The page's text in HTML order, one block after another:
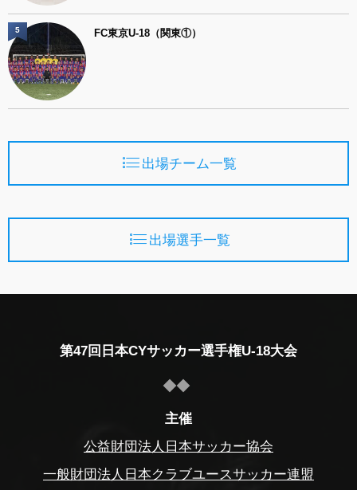
FC東京U-18（関東①）
5
出場チーム一覧
出場選手一覧
第47回日本CYサッカー選手権U-18大会
主催
公益財団法人日本サッカー協会
一般財団法人日本クラブユースサッカー連盟